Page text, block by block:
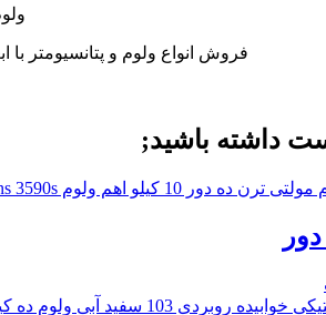
فروش انواع ولوم و پتانسیومتر با ابعاد و طول دسته متنوع 20
داشته باشید;